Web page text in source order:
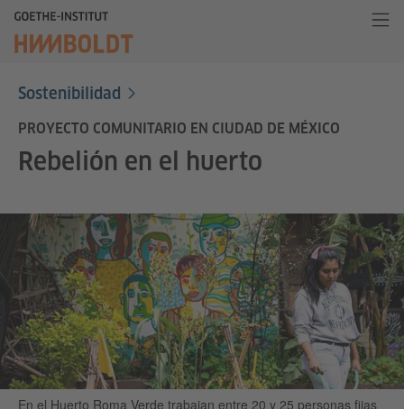
Sostenibilidad
PROYECTO COMUNITARIO EN CIUDAD DE MÉXICO
Rebelión en el huerto
En el Huerto Roma Verde trabajan entre 20 y 25 personas fijas